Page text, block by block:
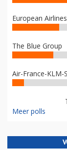
European
The Blue Group
Air-France-KLM-
Meer polls